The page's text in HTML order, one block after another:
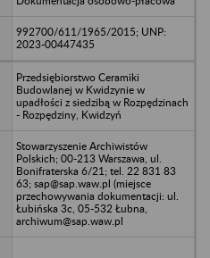
992700/611/1965/2015; UNP:
2023-00447435
Przedsiębiorstwo Ceramiki
Budowlanej w Kwidzynie w
upadłości z siedzibą w Rozpędzinach
- Rozpędziny, Kwidzyń
Stowarzyszenie Archiwistów
Polskich; 00-213 Warszawa, ul.
Bonifraterska 6/21; tel. 22 831 83
63; sap@sap.waw.pl (miejsce
przechowywania dokumentacji: ul.
Łubińska 3c, 05-532 Łubna,
archiwum@sap.waw.pl